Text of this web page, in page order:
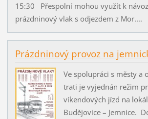
15:30 Přespolní mohou využít k
prázdninový vlak s odjezdem z Mor....
Prázdninový provoz na
Ve spolupráci s městy a
trati je vyjednán režim
víkendových jízd na
Budějovice – Jemnice.